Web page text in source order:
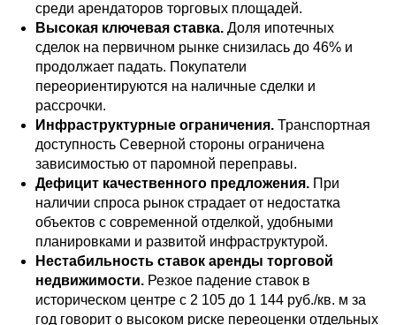
среди арендаторов торговых площадей.
Высокая ключевая ставка. Доля ипотечных
сделок на первичном рынке снизилась до 46% и
продолжает падать. Покупатели
переориентируются на наличные сделки и
рассрочки.
Инфраструктурные ограничения. Транспортная
доступность Северной стороны ограничена
зависимостью от паромной переправы.
Дефицит качественного предложения. При
наличии спроса рынок страдает от недостатка
объектов с современной отделкой, удобными
планировками и развитой инфраструктурой.
Нестабильность ставок аренды торговой
недвижимости. Резкое падение ставок в
историческом центре с 2 105 до 1 144 руб./кв. м за
год говорит о высоком риске переоценки отдельных